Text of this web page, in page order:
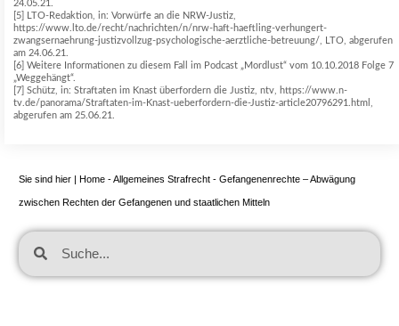
24.05.21.
[5] LTO-Redaktion, in: Vorwürfe an die NRW-Justiz,
https://www.lto.de/recht/nachrichten/n/nrw-haft-haeftling-verhungert-
zwangsernaehrung-justizvollzug-psychologische-aerztliche-betreuung/, LTO, abgerufen
am 24.06.21.
[6] Weitere Informationen zu diesem Fall im Podcast „Mordlust“ vom 10.10.2018 Folge 7
„Weggehängt“.
[7] Schütz, in: Straftaten im Knast überfordern die Justiz, ntv, https://www.n-
tv.de/panorama/Straftaten-im-Knast-ueberfordern-die-Justiz-article20796291.html,
abgerufen am 25.06.21.
Sie sind hier | Home -Allgemeines Strafrecht - Gefangenenrechte – Abwägung
zwischen Rechten der Gefangenen und staatlichen Mitteln